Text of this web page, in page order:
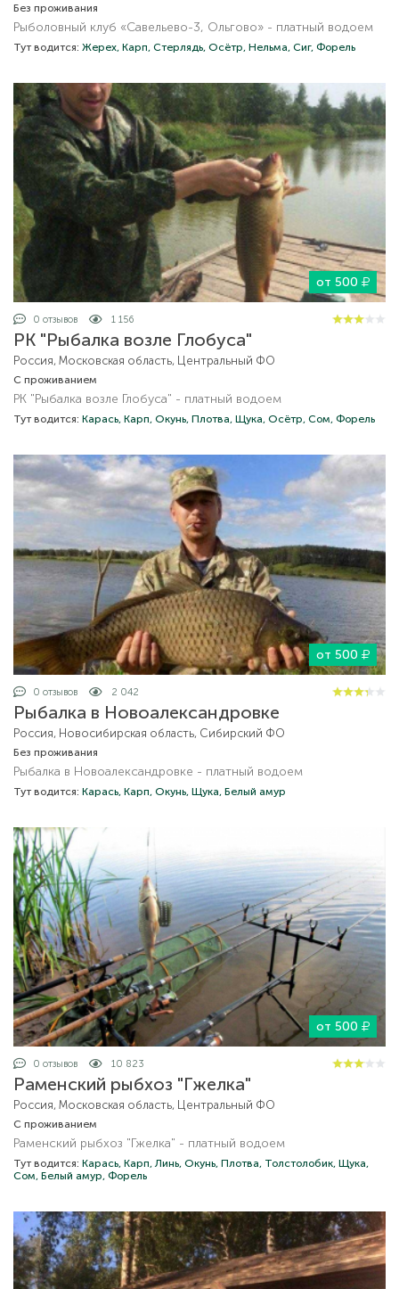
Без проживания
Рыболовный клуб «Савельево-3, Ольгово» - платный водоем
Тут водится: Жерех, Карп, Стерлядь, Осётр, Нельма, Сиг, Форель
от 500
0 отзывов 1 156
РК "Рыбалка возле Глобуса"
Россия, Московская область, Центральный ФО
С проживанием
РК "Рыбалка возле Глобуса" - платный водоем
Тут водится: Карась, Карп, Окунь, Плотва, Щука, Осётр, Сом, Форель
от 500
0 отзывов 2 042
Рыбалка в Новоалександровке
Россия, Новосибирская область, Сибирский ФО
Без проживания
Рыбалка в Новоалександровке - платный водоем
Тут водится: Карась, Карп, Окунь, Щука, Белый амур
от 500
0 отзывов 10 823
Раменский рыбхоз "Гжелка"
Россия, Московская область, Центральный ФО
С проживанием
Раменский рыбхоз "Гжелка" - платный водоем
Тут водится: Карась, Карп,Линь, Окунь, Плотва, Толстолобик, Щука,
Сом, Белый амур, Форель